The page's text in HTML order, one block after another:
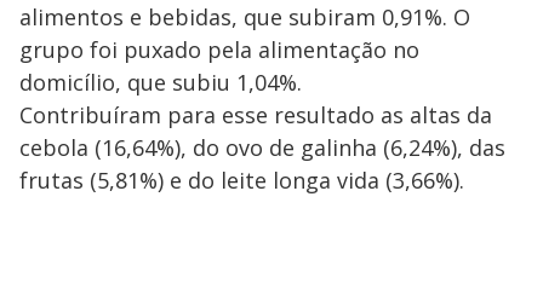
alimentos e bebidas, que subiram 0,91%. O
grupo foi puxado pela alimentação no
domicílio, que subiu 1,04%.
Contribuíram para esse resultado as altas da
cebola (16,64%), do ovo de galinha (6,24%), das
frutas (5,81%) e do leite longa vida (3,66%).